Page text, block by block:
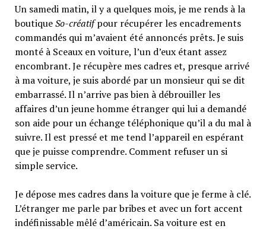
Un samedi matin, il y a quelques mois, je me rends à la
boutiqueSo-créatifpour récupérer les encadrements
commandés qui m’avaient été annoncés prêts. Je suis
monté à Sceaux en voiture, l’un d’eux étant assez
encombrant. Je récupère mes cadres et, presque arrivé
à ma voiture, je suis abordé par un monsieur qui se dit
embarrassé. Il n’arrive pas bien à débrouiller les
affaires d’un jeune homme étranger qui lui a demandé
son aide pour un échange téléphonique qu’il a du mal à
suivre. Il est pressé et me tend l’appareil en espérant
que je puisse comprendre. Comment refuser un si
simple service.
Je dépose mes cadres dans la voiture que je ferme à clé.
L’étranger me parle par bribes et avec un fort accent
indéfinissable mêlé d’américain. Sa voiture est en